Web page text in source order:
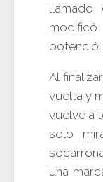
potenció.
Al
vuelta y
vuelve a
solo
una